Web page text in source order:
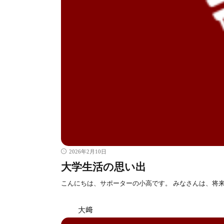
2026年2月10日
大学生活の思い出
こんにちは、サポーターの小高です。 みなさんは、
大﨑